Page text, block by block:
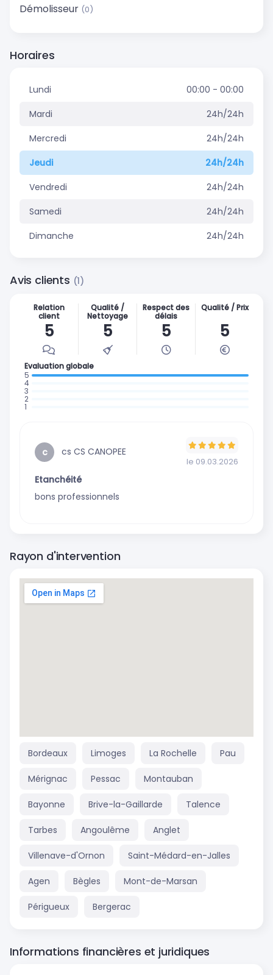
Démolisseur (0)
Horaires
Lundi
00:00 - 00:00
Mardi
24h/24h
Mercredi
24h/24h
Jeudi
24h/24h
Vendredi
24h/24h
Samedi
24h/24h
Dimanche
24h/24h
Avis clients (1)
Evaluation globale
avis
avis
Relation
client
5
Qualité /
Nettoyage
5
Respect des
délais
5
Qualité / Prix
5
c cs CS CANOPEE
le 09.03.2026
Etanchéité
bons professionnels
Rayon d'intervention
Bordeaux Limoges La Rochelle Pau
Mérignac Pessac Montauban
Bayonne Brive-la-Gaillarde Talence
Tarbes Angoulême Anglet
Villenave-d'Ornon Saint-Médard-en-Jalles
Agen Bègles Mont-de-Marsan
Périgueux Bergerac
Informations financières et juridiques